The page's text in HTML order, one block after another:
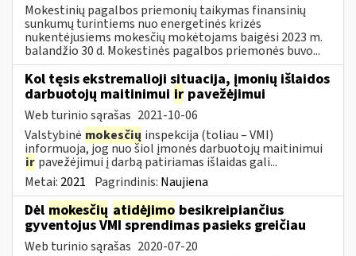
Mokestinių pagalbos priemonių taikymas finansinių
sunkumų turintiems nuo energetinės krizės
nukentėjusiems mokesčių mokėtojams baigėsi 2023 m.
balandžio 30 d. Mokestinės pagalbos priemonės buvo...
Kol tęsis ekstremalioji situacija, įmonių išlaidos
darbuotojų maitinimui ir pavežėjimui
Web turinio sąrašas 2021-10-06
Valstybinė mokesčių inspekcija (toliau – VMI)
informuoja, jog nuo šiol įmonės darbuotojų maitinimui
ir pavežėjimui į darbą patiriamas išlaidas gali...
Metai: 2021 Pagrindinis: Naujiena
Dėl mokesčių atidėjimo besikreipiančius
gyventojus VMI sprendimas pasieks greičiau
Web turinio sąrašas 2020-07-20